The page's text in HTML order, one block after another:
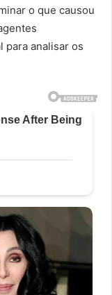
o que causou
para analisar os